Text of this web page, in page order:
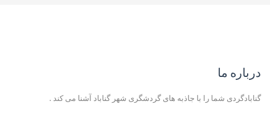
درباره ما
گنابادگردی شما را با جاذبه های گردشگری شهر گناباد آشنا می کند .